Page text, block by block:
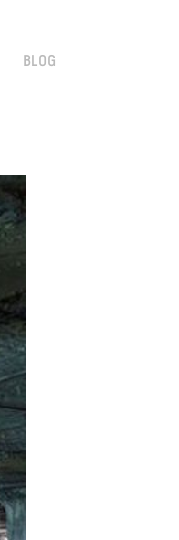
BLOG